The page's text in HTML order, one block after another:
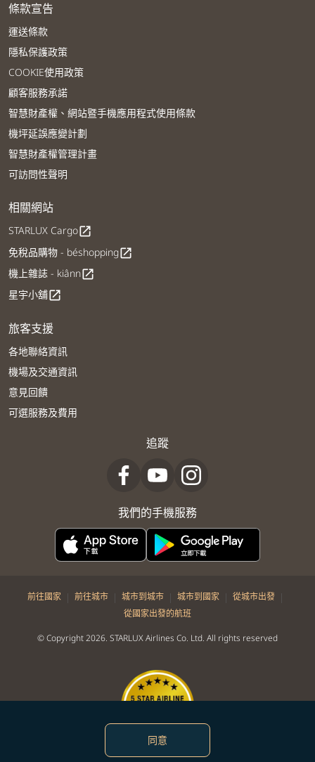
同意
條款宣告
運送條款
隱私保護政策
COOKIE使用政策
顧客服務承諾
智慧財產權、網站暨手機應用程式使用條款
機坪延誤應變計劃
智慧財產權管理計畫
可訪問性聲明
相關網站
STARLUX Cargoopen_in_new
免稅品購物 - béshoppingopen_in_new
機上雜誌 - kiânnopen_in_new
星宇小舖open_in_new
旅客支援
各地聯絡資訊
機場及交通資訊
意見回饋
可選服務及費用
追蹤
我們的手機服務
前往國家 | 前往城市 | 城市到城市 | 城市到國家 | 從城市出發 |
從國家出發的航班
© Copyright 2026. STARLUX Airlines Co. Ltd. All rights reserved